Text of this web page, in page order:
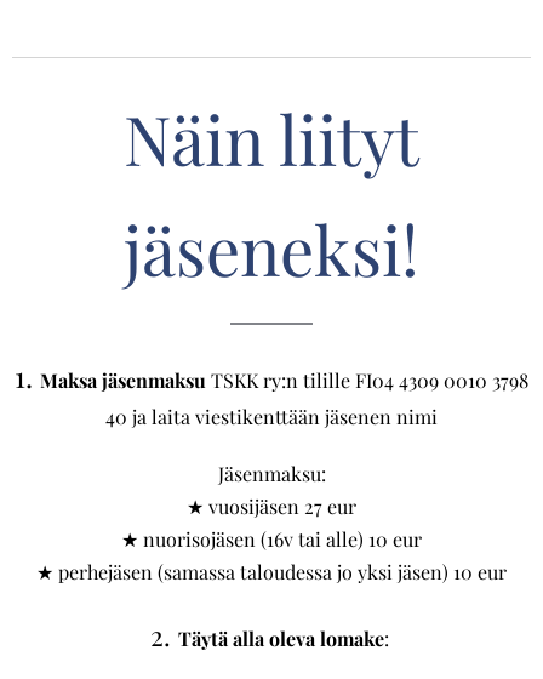
Näin liityt
jäseneksi!
1. Maksa jäsenmaksu TSKK ry:n tilille FI04 4309 0010 3798
40 ja laita viestikenttään jäsenen nimi
Jäsenmaksu:
★ vuosijäsen 27 eur
★ nuorisojäsen (16v tai alle) 10 eur
★ perhejäsen (samassa taloudessa jo yksi jäsen) 10 eur
2. Täytä alla oleva lomake: